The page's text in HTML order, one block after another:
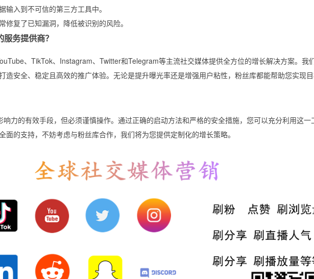
输入到不可信的第三方工具中。
修复了已知漏洞，降低被识别的风险。
务提供商？
、TikTok、Instagram、Twitter和Telegram等主流社交媒体提供全方位的增长解决方案。我
造安全、稳定且高效的推广体验。无论是提升曝光率还是增强用户粘性，粉丝库都能帮助您实现
力的有效手段，但必须谨慎操作。通过正确的启动方法和严格的安全措施，您可以充分利用这一
面的支持，不妨考虑与粉丝库合作，我们将为您提供定制化的增长策略。